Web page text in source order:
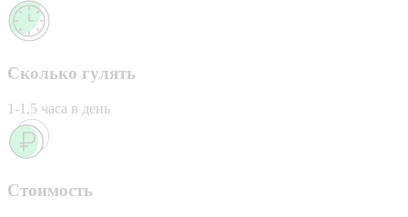
Сколько гулять
1-1,5 часа в день
Стоимость